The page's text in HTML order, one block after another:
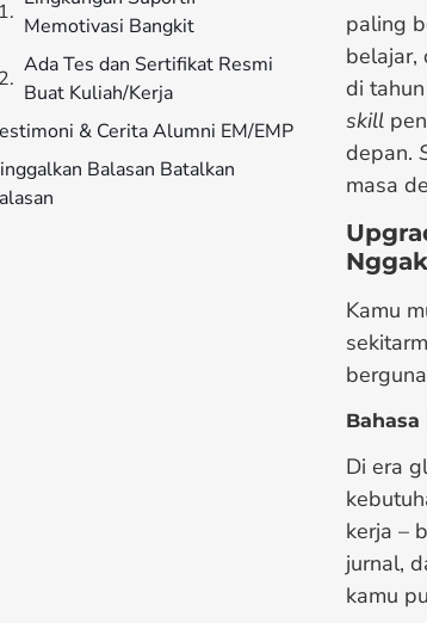
Memotivasi Bangkit
Ada Tes dan Sertifikat Resmi
Buat Kuliah/Kerja
& Cerita Alumni EM/EMP
Balasan Batalkan
paling
belajar,
di
skill
depan.
masa
Kamu
Di era
kerja –
jurnal,
kamu